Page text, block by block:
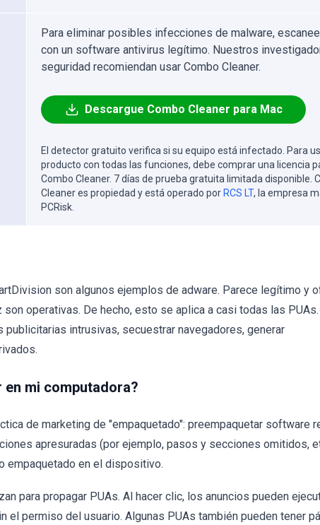
Para eliminar posibles infecciones de malware,
con un software antivirus legítimo. Nuestros
seguridad recomiendan usar Combo Cleaner.
Descargue Combo Cleaner para Mac
El detector gratuito verifica si su equipo está infectado. Para
producto con todas las funciones, debe comprar una licencia
Combo Cleaner. 7 días de prueba gratuita limitada disponible.
Cleaner es propiedad y está operado por RCS LT, la empresa
PCRisk.
son algunos ejemplos de adware. Parece legítimo y
operativas. De hecho, esto se aplica a casi todas las
publicitarias intrusivas, secuestrar navegadores, generar
en mi computadora?
de marketing de "empaquetado": preempaquetar software
apresuradas (por ejemplo, pasos y secciones omitidos,
empaquetado en el dispositivo.
para propagar PUAs. Al hacer clic, los anuncios pueden
permiso del usuario. Algunas PUAs también pueden tener